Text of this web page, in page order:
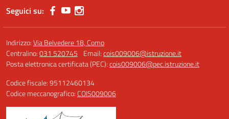
Seguici su:
Indirizzo:Via Belvedere 18, Como
Centralino:031 520745 Email:cois009006@istruzione.it
Posta elettronica certificata (PEC):cois009006@pec.istruzione.it
Codice fiscale: 95112460134
Codice meccanografico: COIS009006